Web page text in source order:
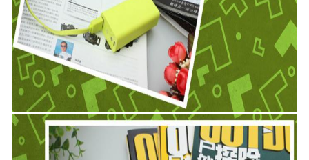
맵
PRIVACY
POLICY